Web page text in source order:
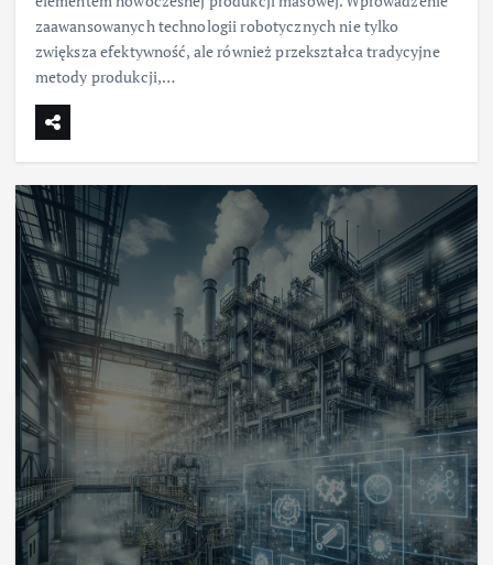
zaawansowanych technologii robotycznych nie tylko
zwiększa efektywność, ale również przekształca tradycyjne
metody produkcji,…